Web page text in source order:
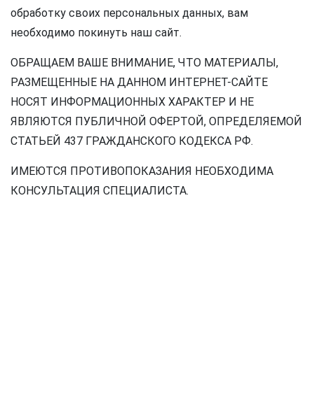
обработку своих персональных данных, вам
необходимо покинуть наш сайт.
ОБРАЩАЕМ ВАШЕ ВНИМАНИЕ, ЧТО МАТЕРИАЛЫ,
РАЗМЕЩЕННЫЕ НА ДАННОМ ИНТЕРНЕТ-САЙТЕ
НОСЯТ ИНФОРМАЦИОННЫХ ХАРАКТЕР И НЕ
ЯВЛЯЮТСЯ ПУБЛИЧНОЙ ОФЕРТОЙ, ОПРЕДЕЛЯЕМОЙ
СТАТЬЕЙ 437 ГРАЖДАНСКОГО КОДЕКСА РФ.
ИМЕЮТСЯ ПРОТИВОПОКАЗАНИЯ НЕОБХОДИМА
КОНСУЛЬТАЦИЯ СПЕЦИАЛИСТА.